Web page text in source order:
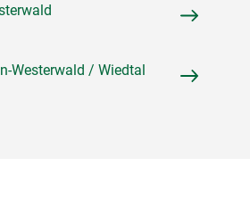
Westerwald / Wiedtal